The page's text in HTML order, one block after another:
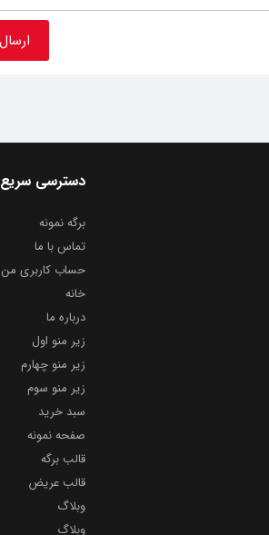
دسترسی سریع
برگه نمونه
تماس با ما
حساب کاربری من
خانه
درباره ما
زیر منو اول
زیر منو چهارم
زیر منو سوم
سبد خرید
صفحه نمونه
قالب برگه
قالب عریض
وبلاگ
وبلاگ